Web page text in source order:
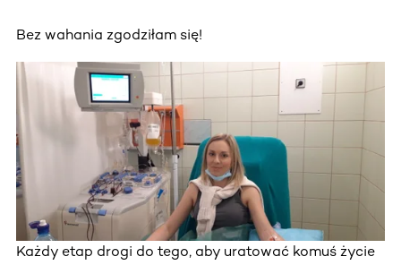
Bez wahania zgodziłam się!
Każdy etap drogi do tego, aby uratować komuś życie